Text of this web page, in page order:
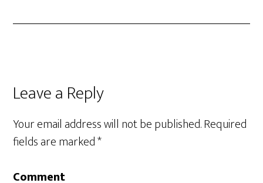
Leave a Reply
Your email address will not be published.Required
fields are marked*
Comment